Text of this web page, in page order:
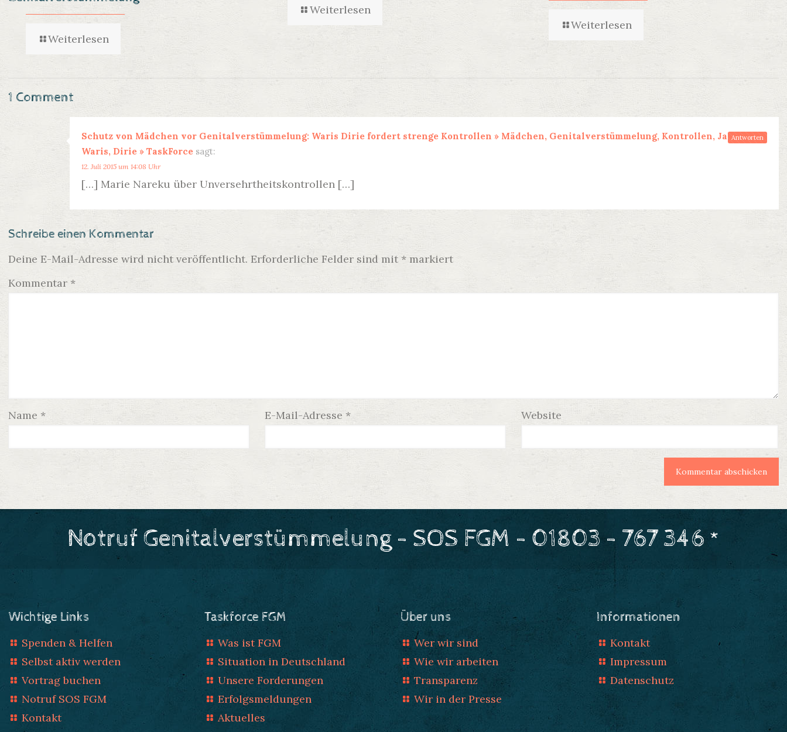
Weiterlesen
Weiterlesen
Weiterlesen
1 Comment
Schutz von Mädchen vor Genitalverstümmelung: Waris Dirie fordert strenge Kontrollen » Mädchen, Genitalverstümmelung, Kontrollen, Jahren,
Waris, Dirie » TaskForce sagt:
12. Juli 2015 um 14:08 Uhr
[…] Marie Nareku über Unversehrtheitskontrollen […]
Antworten
Schreibe einen Kommentar
Deine E-Mail-Adresse wird nicht veröffentlicht. Erforderliche Felder sind mit * markiert
Kommentar *
Name * E-Mail-Adresse* Website
Notruf Genitalverstümmelung - SOS FGM - 01803 - 767 346 *
Wichtige Links
Spenden & Helfen
Selbst aktiv werden
Vortrag buchen
Notruf SOS FGM
Kontakt
Taskforce FGM
Was ist FGM
Situation in Deutschland
Unsere Forderungen
Erfolgsmeldungen
Aktuelles
Über uns
Wer wir sind
Wie wir arbeiten
Transparenz
Wir in der Presse
Informationen
Kontakt
Impressum
Datenschutz